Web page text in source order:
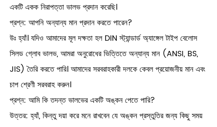
একটি একক নিরাপত্তা ভালভ প্রদান করেছি।
প্রশ্ন: আপনি অন্যান্য মান প্রদান করতে পারেন?
উঃ হ্যাঁ। যদিও আমাদের মূল দক্ষতা হল DIN স্ট্যান্ডার্ড অ্যাঙ্গেল টাইপ বেলোস
সিলড গ্লোব ভালভ, আমরা অনুরোধের ভিত্তিতে অন্যান্য মান (ANSI, BS,
JIS) তৈরি করতে পারি। আমাদের সরবরাহকারী দলকে কেবল প্রয়োজনীয় মান এবং
চাপ শ্রেণী সরবরাহ করুন।
প্রশ্ন: আমি কি তদন্ত ভালভের একটি অঙ্কন পেতে পারি?
উত্তর: হ্যাঁ, কিন্তু দয়া করে মনে রাখবেন যে অঙ্কন প্রস্তুতির জন্য কিছু সময়